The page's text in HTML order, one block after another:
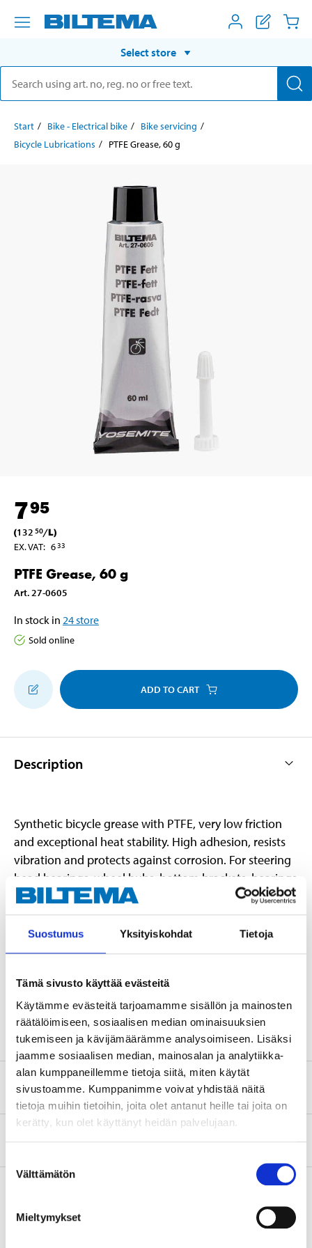
Suostumus Yksityiskohdat Tietoja
Tämä sivusto käyttää evästeitä
Käytämme evästeitä tarjoamamme sisällön ja mainosten
räätälöimiseen, sosiaalisen median ominaisuuksien
tukemiseen ja kävijämäärämme analysoimiseen. Lisäksi
jaamme sosiaalisen median, mainosalan ja analytiikka-
alan kumppaneillemme tietoja siitä, miten käytät
sivustoamme. Kumppanimme voivat yhdistää näitä
tietoja muihin tietoihin, joita olet antanut heille tai joita on
kerätty, kun olet käyttänyt heidän palvelujaan.
valinta
Välttämätön
Mieltymykset
Select store
Start Bike - Electrical bike
Bike servicing
Bicycle Lubrications
PTFE Grease, 60 g
795
(132 50/L)
EX. VAT: 633
PTFE Grease, 60 g
Art. 27-0605
In stock in 24store
Sold online
ADD TO CART
Description
Synthetic bicycle grease with PTFE, very low friction
and exceptional heat stability. High adhesion, resists
vibration and protects against corrosion. For steering
head bearings, wheel hubs, bottom brackets, bearings
and pedals. The grease can be filled into Biltema’s Mini
Grease Gun for easy and precise lubrication.
Volume 60 g
Safety instructions and other information